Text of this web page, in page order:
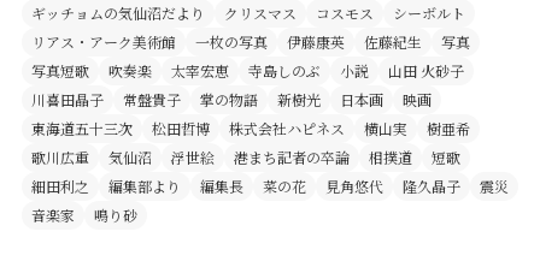
ギッチョムの気仙沼だより
クリスマス コスモス
シーボルト
リアス・アーク美術館
一枚の写真 伊藤康英 佐藤紀生
写真
写真短歌
吹奏楽 太宰宏恵 寺島しのぶ 小説
山田 火砂子
川喜田晶子
常盤貴子 掌の物語 新樹光 日本画
映画
東海道五十三次
松田哲博 株式会社ハピネス 横山実
樹亜希
歌川広重
気仙沼 浮世絵 港まち記者の卒論 相撲道
短歌
細田利之
編集部より 編集長 菜の花 見角悠代 隆久晶子
震災
音楽家
鳴り砂